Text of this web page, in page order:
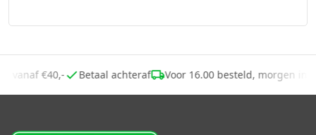
vanaf €40,- Betaal achteraf Voor 16.00 besteld, morgen in